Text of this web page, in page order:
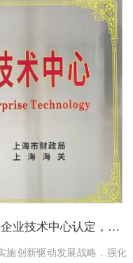
【海积-时讯】海积信息-荣膺上海企业技术中心认定，科技创新再攀高峰
施创新驱动发展战略，强化